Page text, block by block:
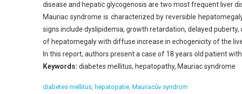
disease and hepatic glycogenosis are two most frequent liver
Mauriac syndrome is characterized by reversible
signs include dyslipidemia, growth retardation, delayed
of hepatomegaly with diffuse increase in echogenicity of the
In this report, authors present a case of 18 years old patient
Keywords: diabetes mellitus, hepatopathy, Mauriac syndrome
diabetes mellitus, hepatopatie, Mauriacův syndrom